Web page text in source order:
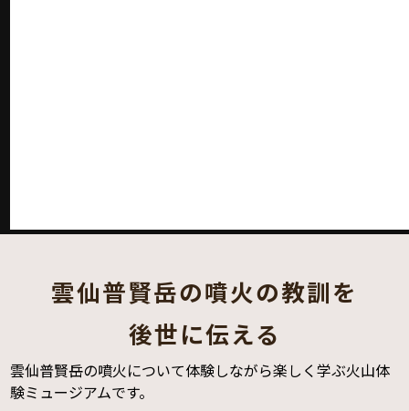
雲仙普賢岳の噴火の教訓を
後世に伝える
雲仙普賢岳の噴火について体験しながら楽しく学ぶ火山体
験ミュージアムです。